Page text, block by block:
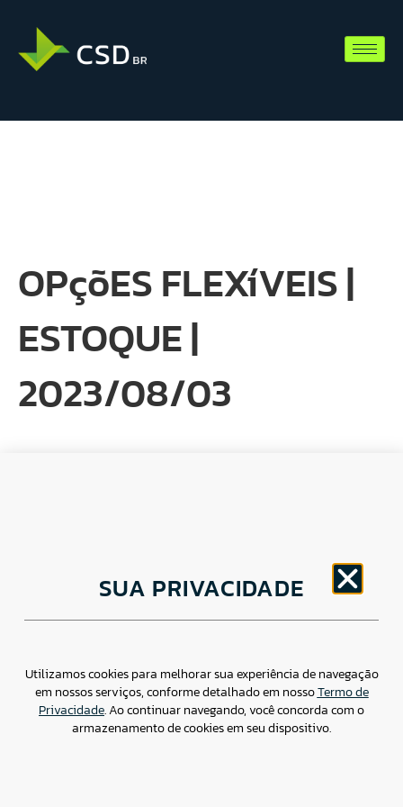
OPçõES FLEXíVEIS |
ESTOQUE |
2023/08/03
Av. Brigadeiro Faria Lima, 1779 – 5oAndar Jardim
Paulistano, São Paulo/ SP – CEP: 01452-914
Assessoria de imprensa: imprensa@csdbr.com
SUA PRIVACIDADE
Utilizamos cookies para melhorar sua experiência de navegação
em nossos serviços, conforme detalhado em nossoTermo de
Privacidade. Ao continuar navegando, você concorda com o
armazenamento de cookies em seu dispositivo.